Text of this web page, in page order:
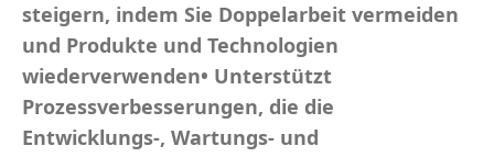
steigern, indem Sie Doppelarbeit vermeiden
und Produkte und Technologien
wiederverwenden• Unterstützt
Prozessverbesserungen, die die
Entwicklungs-, Wartungs- und